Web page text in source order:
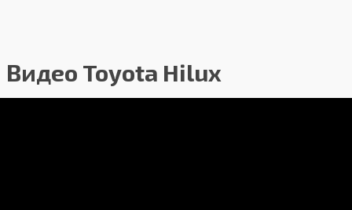
Видео Toyota Hilux